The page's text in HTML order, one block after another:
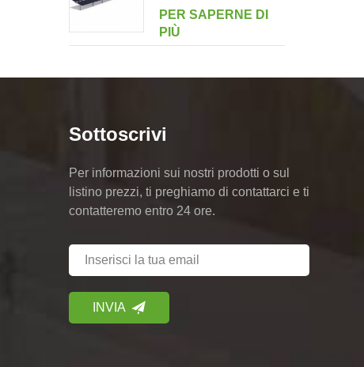
orizzontale monoasse
multi-drive a doppio
ritratto
PER SAPERNE DI
PIÙ
Sottoscrivi
Per informazioni sui nostri prodotti o sul
listino prezzi, ti preghiamo di contattarci e ti
contatteremo entro 24 ore.